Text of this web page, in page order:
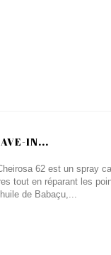
IN...
62 est un spray
tout en réparant les
de Babaçu,...